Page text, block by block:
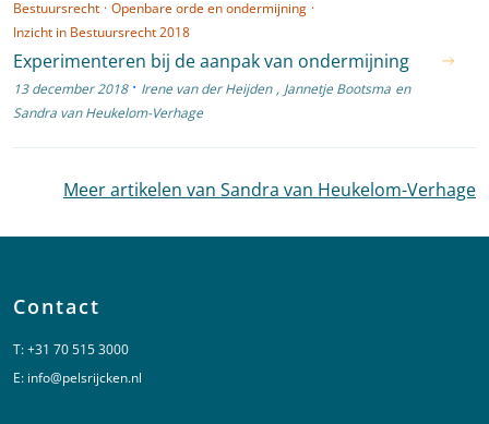
Bestuursrecht · Openbare orde en ondermijning ·
Inzicht in Bestuursrecht 2018
Experimenteren bij de aanpak van ondermijning
13 december 2018 · Irene van der Heijden , Jannetje Bootsma en
Sandra van Heukelom-Verhage
Meer artikelen van Sandra van Heukelom-Verhage
Contact
T:+31 70 515 3000
E: info@pelsrijcken.nl